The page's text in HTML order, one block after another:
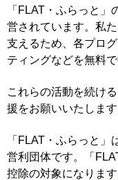
「FLAT・ふらっと
営されています。私
支えるため、各プロ
ティングなどを無料
これらの活動を続け
援をお願いいたしま
「FLAT・ふらっと
営利団体です。「
控除の対象になりま